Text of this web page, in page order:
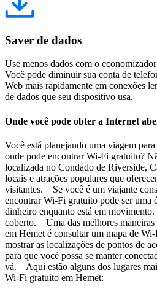
Saver de dados
Use menos dados com o
Você pode diminuir sua conta de
Web mais rapidamente em conexões
de dados que seu dispositivo usa.
Onde você pode obter a Internet
Você está planejando uma viagem
onde pode encontrar Wi-Fi gratuito?
localizada no Condado de Riverside,
locais e atrações populares que
visitantes. Se você é um viajante
encontrar Wi-Fi gratuito pode ser uma
dinheiro enquanto está em
coberto. Uma das melhores
em Hemet é consultar um mapa de
mostrar as localizações de pontos de
para que você possa se manter
vá. Aqui estão alguns dos lugares
Wi-Fi gratuito em Hemet: